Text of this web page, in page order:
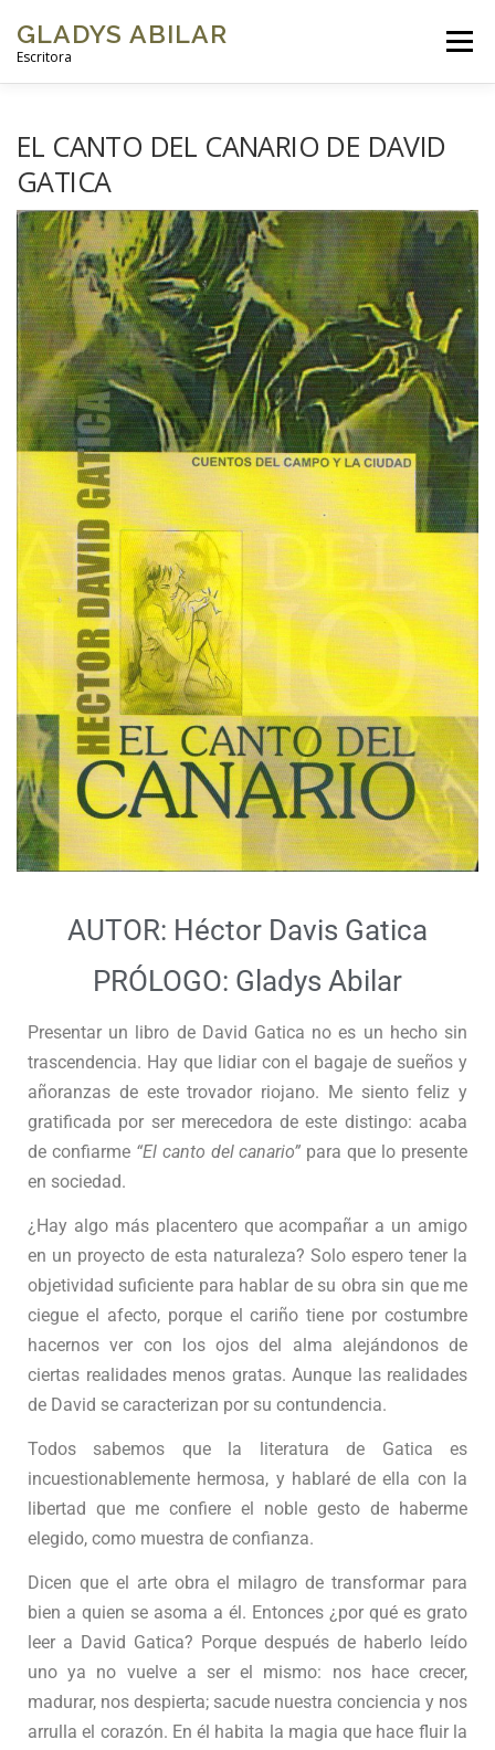
GLADYS ABILAR
Escritora
Menú
VIDEOS BLOG CONTACTO
EL CANTO DEL CANARIO DE DAVID
GATICA
AUTOR: Héctor Davis Gatica
PRÓLOGO: Gladys Abilar
Presentar un libro de David Gatica no es un hecho sin
trascendencia. Hay que lidiar con el bagaje de sueños y
añoranzas de este trovador riojano. Me siento feliz y
gratificada por ser merecedora de este distingo: acaba
de confiarme “El canto del canario” para que lo presente
en sociedad.
¿Hay algo más placentero que acompañar a un amigo
en un proyecto de esta naturaleza? Solo espero tener la
objetividad suficiente para hablar de su obra sin que me
ciegue el afecto, porque el cariño tiene por costumbre
hacernos ver con los ojos del alma alejándonos de
ciertas realidades menos gratas. Aunque las realidades
de David se caracterizan por su contundencia.
Todos sabemos que la literatura de Gatica es
incuestionablemente hermosa, y hablaré de ella con la
libertad que me confiere el noble gesto de haberme
elegido, como muestra de confianza.
Dicen que el arte obra el milagro de transformar para
bien a quien se asoma a él. Entonces ¿por qué es grato
leer a David Gatica? Porque después de haberlo leído
uno ya no vuelve a ser el mismo: nos hace crecer,
madurar, nos despierta; sacude nuestra conciencia y nos
arrulla el corazón. En él habita la magia que hace fluir la